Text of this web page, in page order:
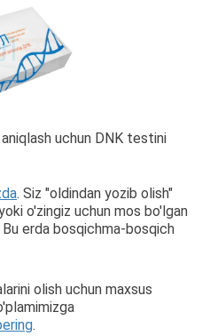
uchun DNK testini
. Siz "oldindan yozib olish"
o'zingiz uchun mos bo'lgan
erda bosqichma-bosqich
olish uchun maxsus
.